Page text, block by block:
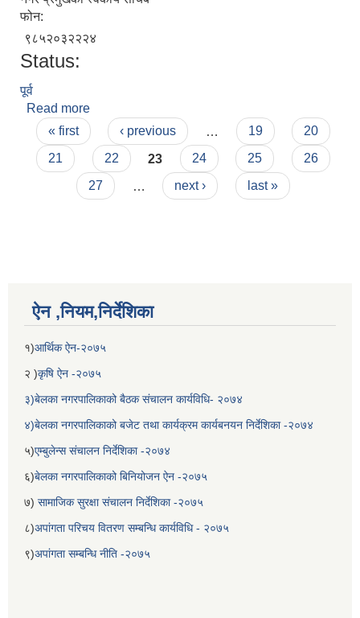
फोन:
९८५२०३२२२४
Status:
पूर्व
Read more
Pages
« first ‹ previous 19
20
21
22 23 24 25
26
27
next › last »
ऐन ,नियम,निर्देशिका
१)आर्थिक ऐन-२०७५
२ )कृषि ऐन -२०७५
३)बेलका नगरपालिकाको बैठक संचालन कार्यविधि- २०७४
४)बेलका नगरपालिकाको बजेट तथा कार्यक्रम कार्यबनयन निर्देशिका -२०७४
५)एम्बुलेन्स संचालन निर्देशिका -२०७४
६)बेलका नगरपालिकाको बिनियोजन ऐन -२०७५
७) सामाजिक सुरक्षा संचालन निर्देशिका -२०७५
८)अपांगता परिचय वितरण सम्बन्धि कार्यविधि - २०७५
९)अपांगता सम्बन्धि नीति -२०७५